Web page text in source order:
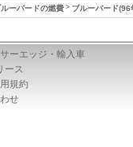
ルーバードの燃費 ブルーバード
ーエッジ・輸入車
ース
規約
せ